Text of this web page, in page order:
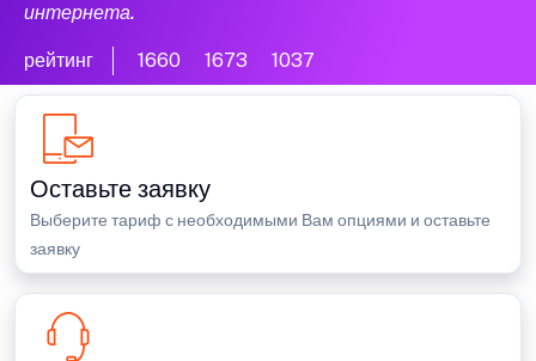
интернета.
рейтинг 1660 1673 1037
Оставьте заявку
Выберите тариф с необходимыми Вам опциями и оставьте
заявку